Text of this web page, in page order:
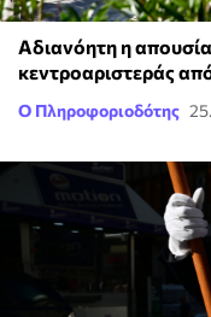
Αδιανόητη η
κεντροαριστεράς
Ο Πληροφοριοδότης